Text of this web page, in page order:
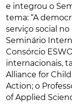
e integrou o
tema: “A
serviço social
Seminário
Consórcio
internacionais,
Alliance for
Action; o
of Applied